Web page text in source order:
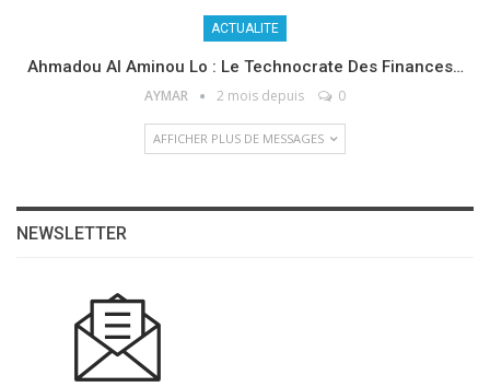
ACTUALITE
Ahmadou Al Aminou Lo : Le Technocrate Des Finances…
AYMAR 2 mois depuis 0
AFFICHER PLUS DE MESSAGES
NEWSLETTER